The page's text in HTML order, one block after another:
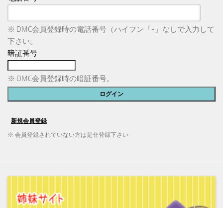
※ DMC会員登録時の電話番号（ハイフン「-」なしで入力して
下さい。
暗証番号
※ DMC会員登録時の暗証番号。
※ 会員登録されていない方は是非登録下さい